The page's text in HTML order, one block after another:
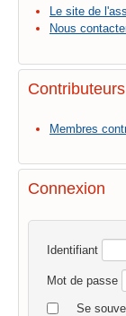
Le site de
Nous
Contributeurs
Membres
Connexion
Identifiant
Mot de passe
Se